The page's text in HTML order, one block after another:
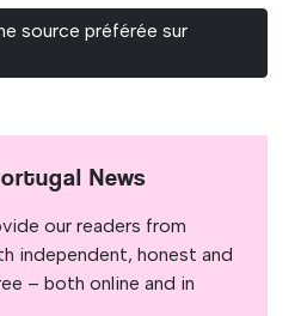
source préférée sur
News
our readers from
independent, honest and
– both online and in